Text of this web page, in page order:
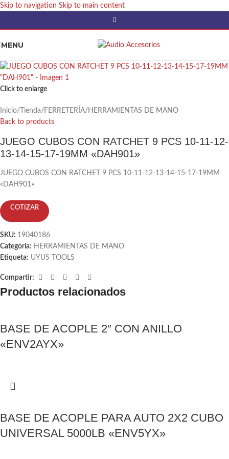
Skip to navigation Skip to main content
MENU
Click to enlarge
Inicio/ Tienda/ FERRETERÍA/ HERRAMIENTAS DE MANO
Back to products
JUEGO CUBOS CON RATCHET 9 PCS 10-11-12-
13-14-15-17-19MM «DAH901»
JUEGO CUBOS CON RATCHET 9 PCS 10-11-12-13-14-15-17-19MM
«DAH901»
COTIZAR
SKU: 19040186
Categoría: HERRAMIENTAS DE MANO
Etiqueta: UYUS TOOLS
Compartir:
Productos relacionados
BASE DE ACOPLE 2″ CON ANILLO
«ENV2AYX»
BASE DE ACOPLE PARA AUTO 2X2 CUBO
UNIVERSAL 5000LB «ENV5YX»